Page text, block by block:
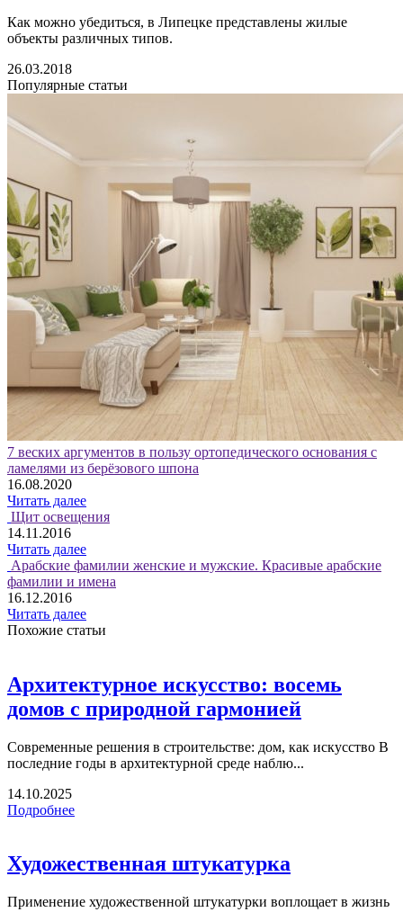
Как можно убедиться, в Липецке представлены жилые
объекты различных типов.
26.03.2018
Популярные статьи
7 веских аргументов в пользу ортопедического основания с
ламелями из берёзового шпона
16.08.2020
Читать далее
Щит освещения
14.11.2016
Читать далее
Арабские фамилии женские и мужские. Красивые арабские
фамилии и имена
16.12.2016
Читать далее
Похожие статьи
Архитектурное искусство: восемь
домов с природной гармонией
Современные решения в строительстве: дом, как искусство В
последние годы в архитектурной среде наблю...
14.10.2025
Подробнее
Художественная штукатурка
Применение художественной штукатурки воплощает в жизнь